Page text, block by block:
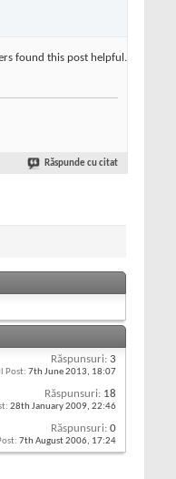
found this post helpful.
Răspunde cu citat
Răspunsuri: 3
Post: 7th June 2013, 18:07
Răspunsuri: 18
28th January 2009, 22:46
Răspunsuri: 0
7th August 2006, 17:24